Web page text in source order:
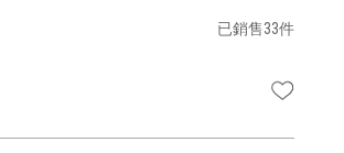
已銷售33件